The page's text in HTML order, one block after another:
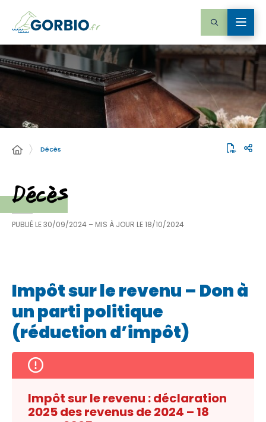
Décès
Décès
PUBLIÉ LE30/09/2024 – MIS À JOUR LE18/10/2024
Impôt sur le revenu – Don à
un parti politique
(réduction d’impôt)
Impôt sur le revenu : déclaration
2025 des revenus de 2024 – 18